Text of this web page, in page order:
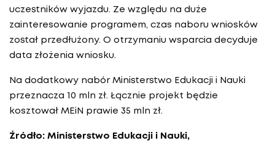
uczestników wyjazdu. Ze względu na duże
zainteresowanie programem, czas naboru wniosków
został przedłużony. O otrzymaniu wsparcia decyduje
data złożenia wniosku.
Na dodatkowy nabór Ministerstwo Edukacji i Nauki
przeznacza 10 mln zł. Łącznie projekt będzie
kosztował MEiN prawie 35 mln zł.
Źródło: Ministerstwo Edukacji i Nauki,